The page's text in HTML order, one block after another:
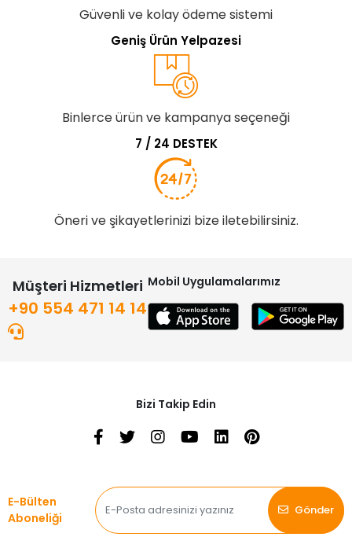
Güvenli ve kolay ödeme sistemi
Geniş Ürün Yelpazesi
Binlerce ürün ve kampanya seçeneği
7 / 24 DESTEK
Öneri ve şikayetlerinizi bize iletebilirsiniz.
Müşteri Hizmetleri
+90 554 471 14 14
Mobil Uygulamalarımız
Bizi Takip Edin
E-Bülten
Aboneliği
Gönder